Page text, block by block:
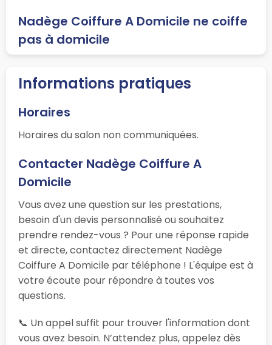
Nadège Coiffure A Domicile ne coiffe
pas à domicile
Informations pratiques
Horaires
Horaires du salon non communiquées.
Contacter Nadège Coiffure A
Domicile
Vous avez une question sur les prestations,
besoin d'un devis personnalisé ou souhaitez
prendre rendez-vous ? Pour une réponse rapide
et directe, contactez directement Nadège
Coiffure A Domicile par téléphone ! L'équipe est à
votre écoute pour répondre à toutes vos
questions.
📞 Un appel suffit pour trouver l'information dont
vous avez besoin. N’attendez plus, appelez dès